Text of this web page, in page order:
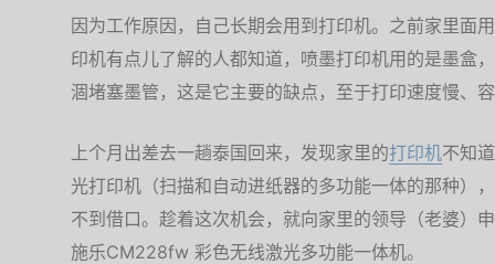
因为工作原因，自己长期会用到打印机。之前家里面
印机有点儿了解的人都知道，喷墨打印机用的是墨盒
涸堵塞墨管，这是它主要的缺点，至于打印速度慢、
上个月出差去一趟泰国回来，发现家里的打印机不知
光打印机（扫描和自动进纸器的多功能一体的那种）
不到借口。趁着这次机会，就向家里的领导（老婆）
施乐CM228fw 彩色无线激光多功能一体机。